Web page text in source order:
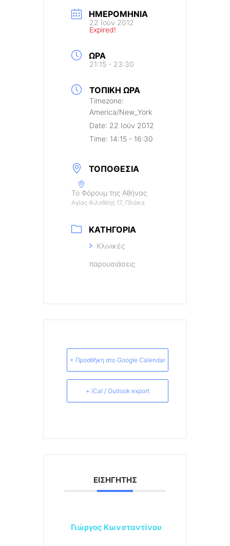
ΗΜΕΡΟΜΗΝΊΑ
22 Ιούν 2012
Expired!
ΏΡΑ
21:15 - 23:30
ΤΟΠΙΚΉ ΏΡΑ
Timezone:
America/New_York
Date: 22 Ιούν 2012
Time: 14:15 - 16:30
ΤΟΠΟΘΕΣΊΑ
Το Φόρουμ της Αθήνας
Αγίας Φιλοθέης 17, Πλάκα
ΚΑΤΗΓΟΡΊΑ
Κλινικές
παρουσιάσεις
+ Προσθήκη στο Google Calendar
+ iCal / Outlook export
ΕΙΣΗΓΗΤΉΣ
Γιώργος Κωνσταντίνου